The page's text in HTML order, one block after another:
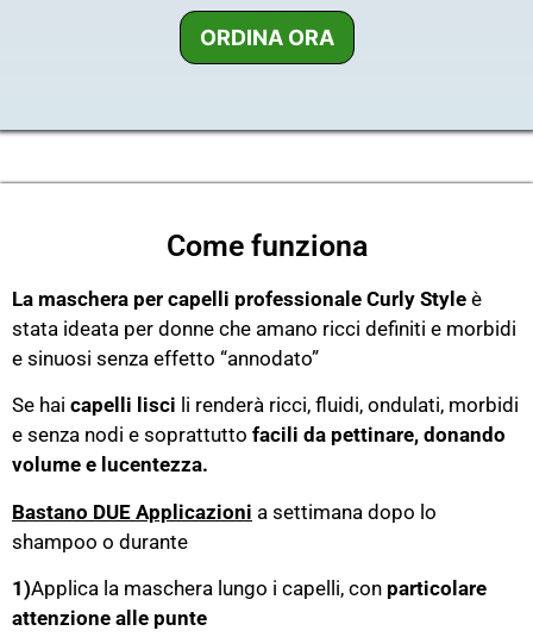
Come funziona
La maschera per capelli professionale Curly Style è
stata ideata per donne che amano ricci definiti e morbidi
e sinuosi senza effetto “annodato”
Se hai capelli lisci li renderà ricci, fluidi, ondulati, morbidi
e senza nodi e soprattutto facili da pettinare, donando
volume e lucentezza.
Bastano DUE Applicazioni a settimana dopo lo
shampoo o durante
1)Applica la maschera lungo i capelli, con particolare
attenzione alle punte